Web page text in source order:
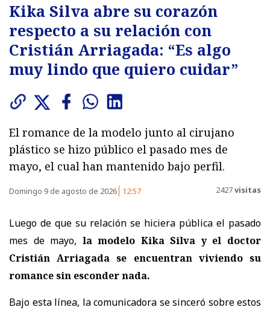
Kika Silva abre su corazón
respecto a su relación con
Cristián Arriagada: “Es algo
muy lindo que quiero cuidar”
El romance de la modelo junto al cirujano
plástico se hizo público el pasado mes de
mayo, el cual han mantenido bajo perfil.
Domingo 9 de agosto de 2026 12:57 2427visitas
Luego de que su relación se hiciera pública el pasado
mes de mayo, la modelo Kika Silva y el doctor
Cristián Arriagada se encuentran viviendo su
romance sin esconder nada.
Bajo esta línea, la comunicadora se sinceró sobre estos